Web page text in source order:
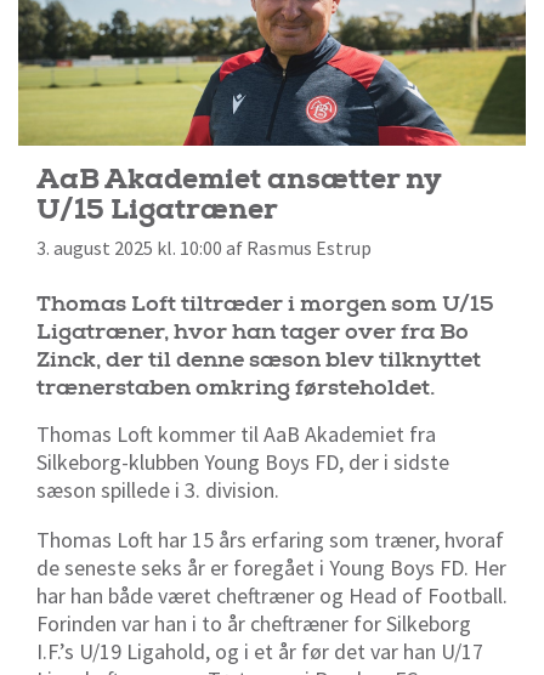
AaB Akademiet ansætter ny
U/15 Ligatræner
3. august 2025 kl. 10:00 af Rasmus Estrup
Thomas Loft tiltræder i morgen som U/15
Ligatræner, hvor han tager over fra Bo
Zinck, der til denne sæson blev tilknyttet
trænerstaben omkring førsteholdet.
Thomas Loft kommer til AaB Akademiet fra
Silkeborg-klubben Young Boys FD, der i sidste
sæson spillede i 3. division.
Thomas Loft har 15 års erfaring som træner, hvoraf
de seneste seks år er foregået i Young Boys FD. Her
har han både været cheftræner og Head of Football.
Forinden var han i to år cheftræner for Silkeborg
I.F.’s U/19 Ligahold, og i et år før det var han U/17